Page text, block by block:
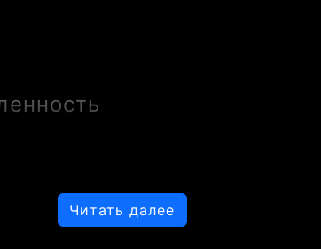
на высокую оценку
Читать далее